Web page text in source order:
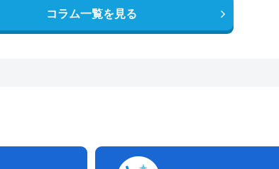
コラム一覧を見る